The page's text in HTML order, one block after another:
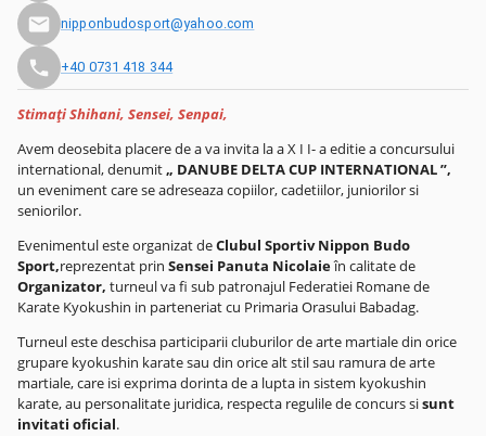
Stimaţi Shihani, Sensei, Senpai,
Avem deosebita placere de a va invita la a X I I- a editie a concursului
international, denumit„ DANUBE DELTA CUP INTERNATIONAL ”,
un eveniment care se adreseaza copiilor, cadetiilor, juniorilor si
seniorilor.
Evenimentul este organizat deClubul Sportiv Nippon Budo
Sport,reprezentat prin Sensei Panuta Nicolaieîn calitate de
Organizator, turneul va fi sub patronajul Federatiei Romane de
Karate Kyokushin in parteneriat cu Primaria Orasului Babadag.
Turneul este deschisa participarii cluburilor de arte martiale din orice
grupare kyokushin karate sau din orice alt stil sau ramura de arte
martiale, care isi exprima dorinta de a lupta in sistem kyokushin
karate, au personalitate juridica, respecta regulile de concurs sisunt
invitati oficial.
nipponbudosport@yahoo.com
+40 0731 418 344